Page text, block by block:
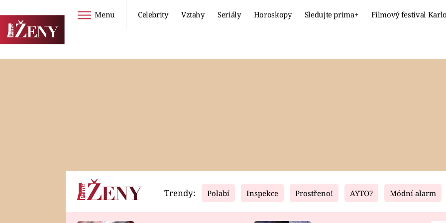
Menu Celebrity Vztahy Seriály Horoskopy Sledujte prima+ Filmový festival
Horoskopy Video Fresh Living
Trendy: Polabí Inspekce Prostřeno! AYTO? Módní alarm